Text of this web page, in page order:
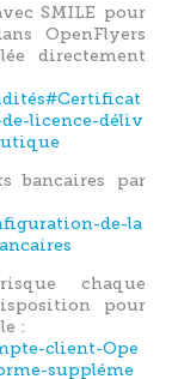
SMILE pour
OpenFlyers
directement
licence-déliv
bancaires par
de-la
chaque
pour
:
client-Ope
suppléme